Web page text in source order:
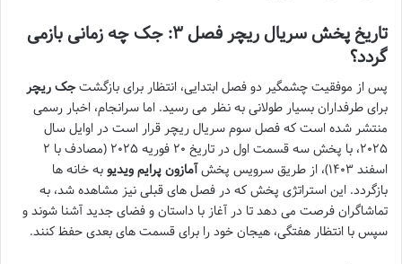
تاریخ پخش سریال ریچر فصل ۳: جک چه زمانی بازمی
گردد؟
پس از موفقیت چشمگیر دو فصل ابتدایی، انتظار برای بازگشتجک ریچر
برای طرفداران بسیار طولانی به نظر می رسید. اما سرانجام، اخبار رسمی
منتشر شده است که فصل سوم سریال ریچر قرار است در اوایل سال
۲۰۲۵، با پخش سه قسمت اول در تاریخ ۲۰ فوریه ۲۰۲۵ (مصادف با ۲
اسفند ۱۴۰۳)، از طریق سرویس پخش
آمازون پرایم ویدیوبه خانه ها
بازگردد. این استراتژی پخش که در فصل های قبلی نیز مشاهده شد، به
تماشاگران فرصت می دهد تا در آغاز با داستان و فضای جدید آشنا شوند و
سپس با انتظار هفتگی، هیجان خود را برای قسمت های بعدی حفظ کنند.